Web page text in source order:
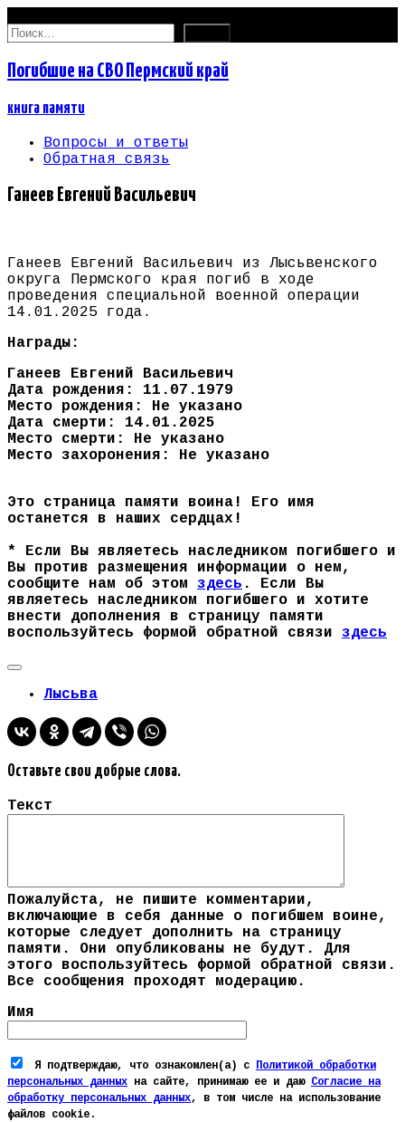
Найти:
Погибшие на СВО Пермский край
книга памяти
Вопросы и ответы
Обратная связь
Ганеев Евгений Васильевич
Ганеев Евгений Васильевич из Лысьвенского
округа Пермского края погиб в ходе
проведения специальной военной операции
14.01.2025 года.
Награды:
Ганеев Евгений Васильевич
Дата рождения: 11.07.1979
Место рождения: Не указано
Дата смерти: 14.01.2025
Место смерти: Не указано
Место захоронения: Не указано
Это страница памяти воина! Его имя
останется в наших сердцах!
* Если Вы являетесь наследником погибшего и
Вы против размещения информации о нем,
сообщите нам об этом здесь . Если Вы
являетесь наследником погибшего и хотите
внести дополнения в страницу памяти
воспользуйтесь формой обратной связи здесь
Лысьва
Оставьте свои добрые слова.
Текст
Пожалуйста, не пишите комментарии,
включающие в себя данные о погибшем воине,
которые следует дополнить на страницу
памяти. Они опубликованы не будут. Для
этого воспользуйтесь формой обратной связи.
Все сообщения проходят модерацию.
Имя
Я подтверждаю, что ознакомлен(а) с
Политикой обработки
персональных данных на сайте, принимаю ее и даю Согласие на
обработку персональных данных, в том числе на использование
файлов cookie.